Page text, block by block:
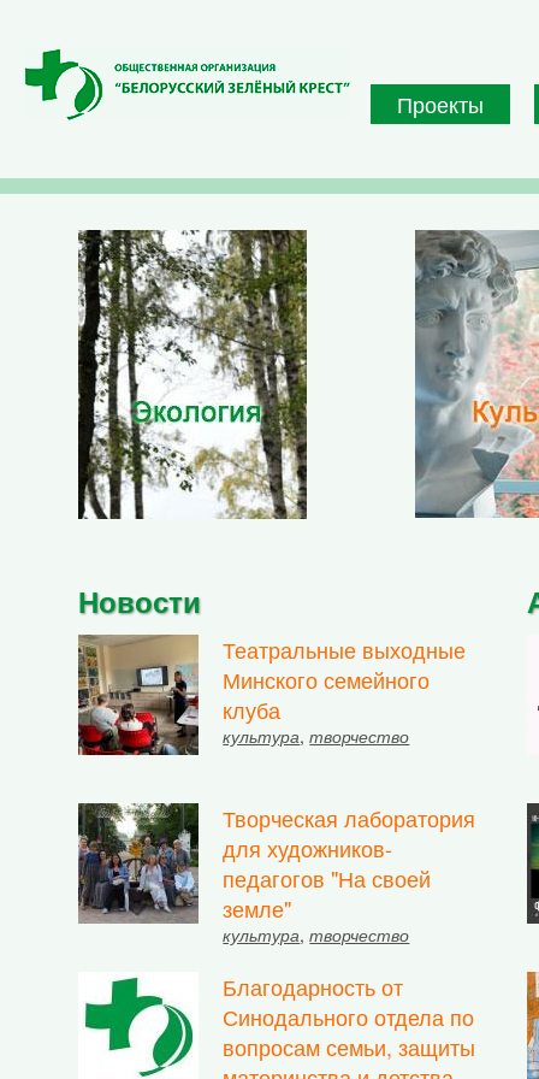
Проекты
Новости
Театральные выходные
Минского семейного
клуба
культура,творчество
Творческая лаборатория
для художников-
педагогов "На своей
земле"
культура,творчество
Благодарность от
Синодального отдела по
вопросам семьи, защиты